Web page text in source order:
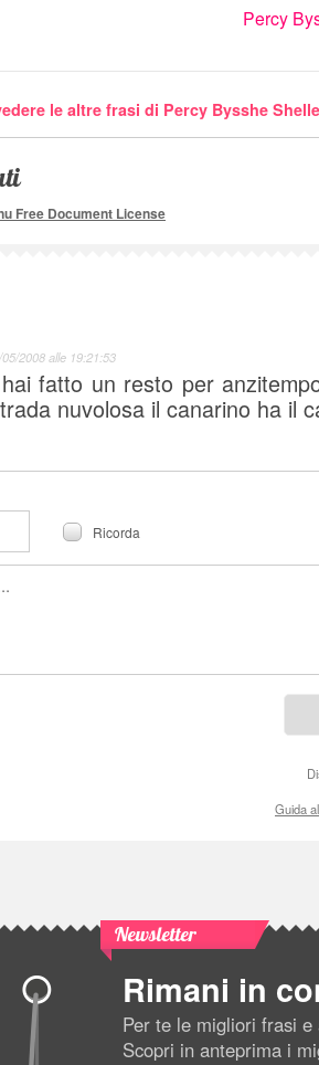
Percy
le altre frasi di Percy Bysshe
Free Document License
05/2008 alle 19:21:53
fatto un resto per
nuvolosa il canarino ha il
Ricorda
Guida
Newsletter
Rimani in
Per te le migliori frasi e
Scopri in anteprima i